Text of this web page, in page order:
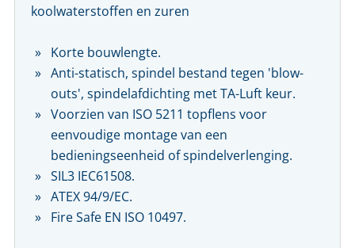
koolwaterstoffen en zuren
Korte bouwlengte.
Anti-statisch, spindel bestand tegen 'blow-
outs', spindelafdichting met TA-Luft keur.
Voorzien van ISO 5211 topflens voor
eenvoudige montage van een
bedieningseenheid of spindelverlenging.
SIL3 IEC61508.
ATEX 94/9/EC.
Fire Safe EN ISO 10497.